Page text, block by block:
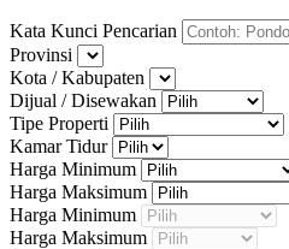
Kata Kunci Pencarian
Provinsi
Kota / Kabupaten
Dijual / Disewakan
Tipe Properti
Kamar Tidur
Harga Minimum
Harga Maksimum
Harga Minimum
Harga Maksimum